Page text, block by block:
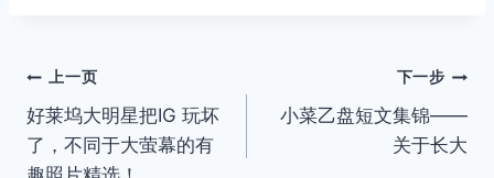
文
章
上一页
好莱坞大明星把IG 玩坏
了，不同于大萤幕的有
下一步
小菜乙盘短文集锦——
关于长大